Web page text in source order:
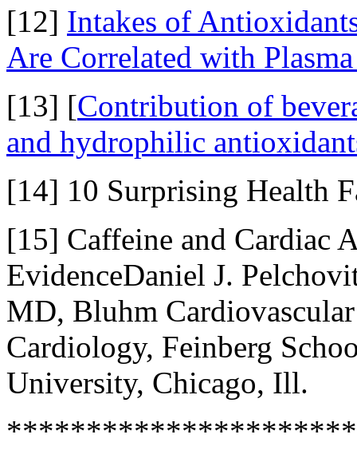
[12] Intakes of
Are Correlated with
[13] [Contribution of
and hydrophilic
[14] 10 Surprising Health
[15] Caffeine and Cardiac
EvidenceDaniel J.
MD, Bluhm
Cardiology, Feinberg
University, Chicago, Ill.